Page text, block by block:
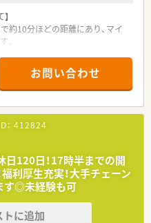
約10分ほどの距離にあり、マイ
あたっており、協力しながら落
。
東証プライム上場企業で、安定
業当初から在宅医療に注力し、
ます。
わせて、自宅通勤コースやエリア
から選択が可能です。
お問い合わせ
412824
日120日！17時半までの開
利厚生充実！大手チェーン
す◎未経験も可
に追加